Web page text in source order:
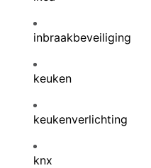
inbraakbeveiliging
keuken
keukenverlichting
knx